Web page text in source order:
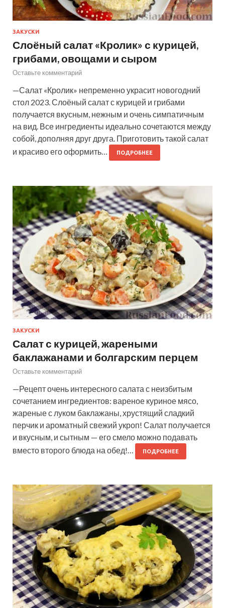
ЗАКУСКИ
Слоёный салат «Кролик» с курицей,
грибами, овощами и сыром
Оставьте комментарий
—Салат «Кролик» непременно украсит новогодний
стол 2023. Слоёный салат с курицей и грибами
получается вкусным, нежным и очень симпатичным
на вид. Все ингредиенты идеально сочетаются между
собой, дополняя друг друга. Приготовить такой салат
и красиво его оформить…
ПОДРОБНЕЕ
ЗАКУСКИ
Салат с курицей, жареными
баклажанами и болгарским перцем
Оставьте комментарий
—Рецепт очень интересного салата с неизбитым
сочетанием ингредиентов: вареное куриное мясо,
жареные с луком баклажаны, хрустящий сладкий
перчик и ароматный свежий укроп! Салат получается
и вкусным, и сытным — его смело можно подавать
вместо второго блюда на обед!…
ПОДРОБНЕЕ